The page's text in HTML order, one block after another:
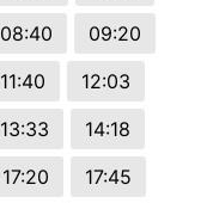
08:40
09:20
11:40
12:03
13:33
14:18
17:20
17:45